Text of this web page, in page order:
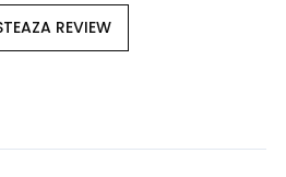
REVIEW